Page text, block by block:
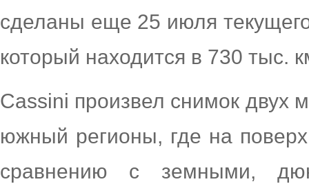
сделаны еще 25 июля
который находится в 730 тыс.
Cassini произвел снимок двух
южный регионы, где на
сравнению с земными,